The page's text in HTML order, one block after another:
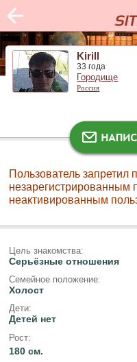
Kirill
33 года
Городище
Россия
Пользователь запретил
незарегистрированным
неактивированным
Цель знакомства:
Серьёзные отношения
Семейное положение:
Холост
Дети:
Детей нет
Рост:
180 см.